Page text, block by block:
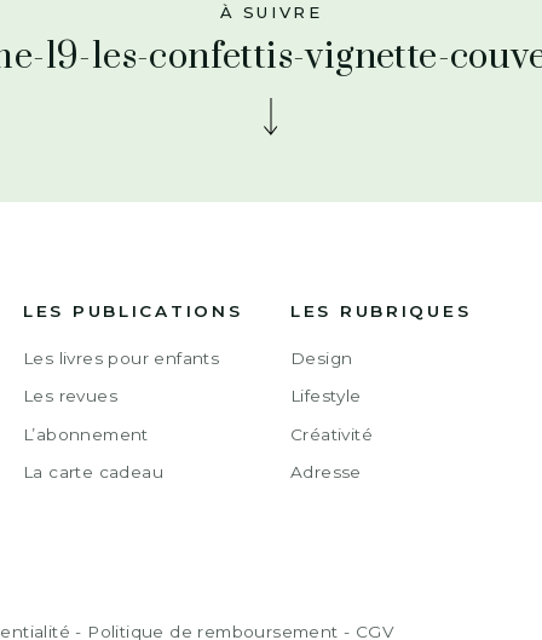
À SUIVRE
19-les-confettis-vignette-
LES PUBLICATIONS
Les livres pour enfants
Les revues
L’abonnement
La carte cadeau
LES RUBRIQUES
Design
Lifestyle
Créativité
Adresse
- Politique de remboursement - CGV